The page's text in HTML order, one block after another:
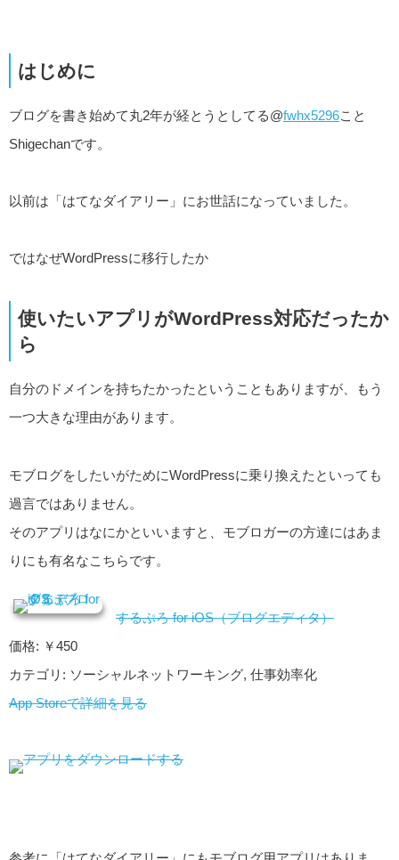
はじめに
ブログを書き始めて丸2年が経とうとしてる@fwhx5296こと
Shigechanです。
以前は「はてなダイアリー」にお世話になっていました。
ではなぜWordPressに移行したか
使いたいアプリがWordPress対応だったか
ら
自分のドメインを持ちたかったということもありますが、もう
一つ大きな理由があります。
モブログをしたいがためにWordPressに乗り換えたといっても
過言ではありません。
そのアプリはなにかといいますと、モブロガーの方達にはあま
りにも有名なこちらです。
するぷろ for iOS（ブログエディタ）
価格: ￥450
カテゴリ: ソーシャルネットワーキング, 仕事効率化
App Storeで詳細を見る